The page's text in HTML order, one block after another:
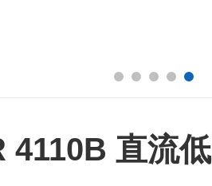
4110B 直流